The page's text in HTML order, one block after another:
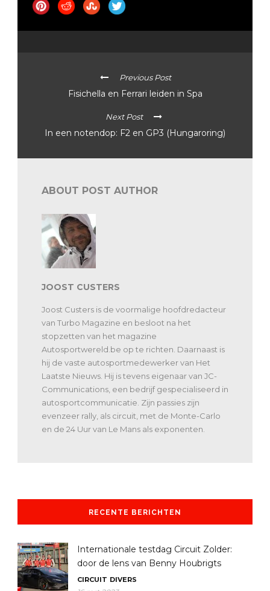
Previous Post
Fisichella en Ferrari leiden in Spa
Next Post
In een notendop: F2 en GP3 (Hungaroring)
ABOUT POST AUTHOR
JOOST CUSTERS
Joost Custers is de voormalige hoofdredacteur
van Turbo Magazine en besloot na het
stopzetten van het magazine
Autosportwereld.be op te richten. Daarnaast is
hij de vaste autosportmedewerker van Het
Laatste Nieuws. Hij is tevens eigenaar van JC-
Communications, een bedrijf gespecialiseerd in
autosportcommunicatie. Zijn passies zijn
evenzeer rally, als circuit, met de Monte-Carlo
en de 24 Uur van Le Mans als exponenten.
RECENTE BERICHTEN
Internationale testdag Circuit Zolder:
door de lens van Benny Houbrigts
CIRCUIT DIVERS